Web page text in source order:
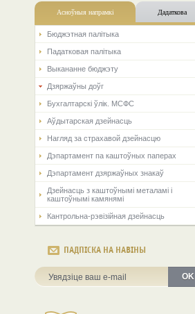
Асноўныя напрамкi Дадаткова
Бюджэтная палiтыка
Падатковая палітыка
Выкананне бюджэту
Дзяржаўны доўг
Бухгалтарскі ўлік. МСФС
Аўдытарская дзейнасць
Нагляд за страхавой дзейнасцю
Дэпартамент па каштоўных паперах
Дэпартамент дзяржаўных знакаў
Дзейнасць з каштоўнымі металамі і
каштоўнымі камянямі
Кантрольна-рэвізійная дзейнасць
ПАДПІСКА НА НАВІНЫ
OK